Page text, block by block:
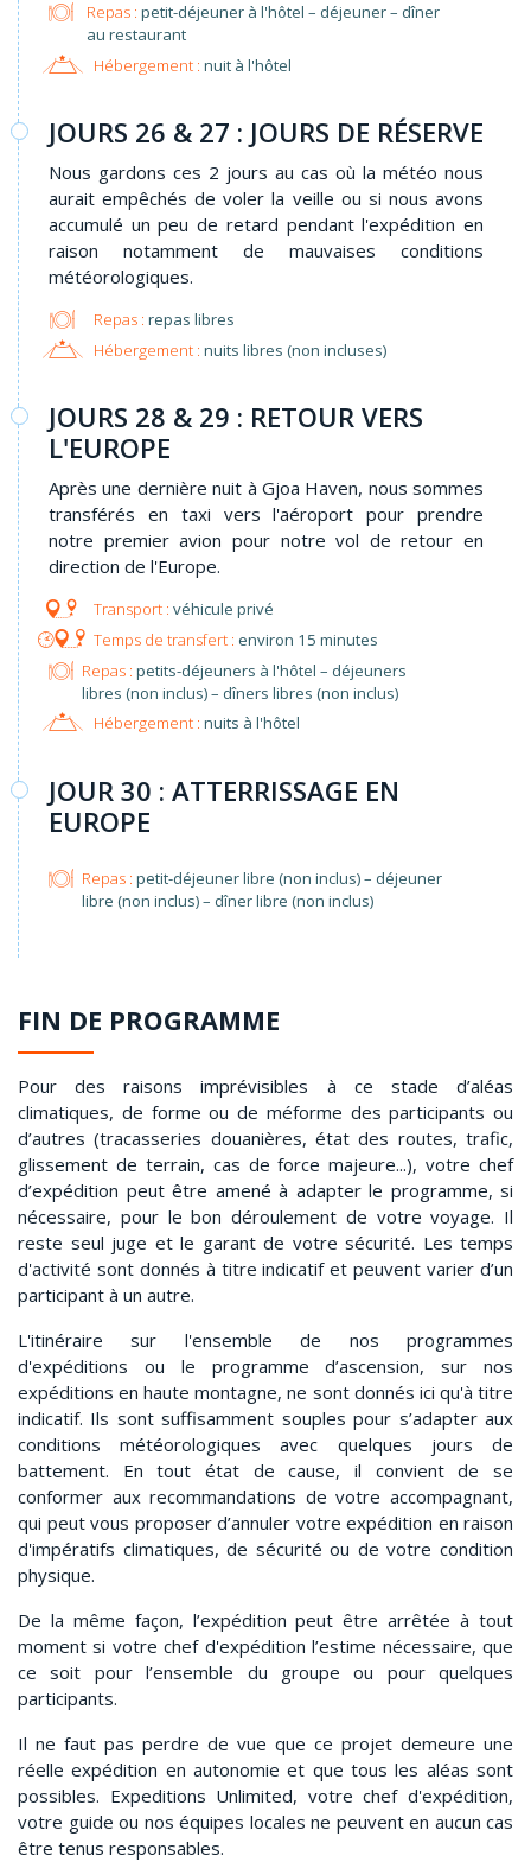
Repas : petit-déjeuner à l'hôtel – déjeuner – dîner
au restaurant
Hébergement : nuit à l'hôtel
JOURS 26 & 27 : JOURS DE RÉSERVE
Nous gardons ces 2 jours au cas où la météo nous
aurait empêchés de voler la veille ou si nous avons
accumulé un peu de retard pendant l'expédition en
raison notamment de mauvaises conditions
météorologiques.
Repas : repas libres
Hébergement : nuits libres (non incluses)
JOURS 28 & 29 : RETOUR VERS
L'EUROPE
Après une dernière nuit à Gjoa Haven, nous sommes
transférés en taxi vers l'aéroport pour prendre
notre premier avion pour notre vol de retour en
direction de l'Europe.
véhicule privé
environ 15 minutes
Repas : petits-déjeuners à l'hôtel – déjeuners
libres (non inclus) – dîners libres (non inclus)
Hébergement : nuits à l'hôtel
JOUR 30 : ATTERRISSAGE EN
EUROPE
Repas : petit-déjeuner libre (non inclus) – déjeuner
libre (non inclus) – dîner libre (non inclus)
FIN DE PROGRAMME
Pour des raisons imprévisibles à ce stade d’aléas
climatiques, de forme ou de méforme des participants ou
d’autres (tracasseries douanières, état des routes, trafic,
glissement de terrain, cas de force majeure...), votre chef
d’expédition peut être amené à adapter le programme, si
nécessaire, pour le bon déroulement de votre voyage. Il
reste seul juge et le garant de votre sécurité. Les temps
d'activité sont donnés à titre indicatif et peuvent varier d’un
participant à un autre.
L'itinéraire sur l'ensemble de nos programmes
d'expéditions ou le programme d’ascension, sur nos
expéditions en haute montagne, ne sont donnés ici qu'à titre
indicatif. Ils sont suffisamment souples pour s’adapter aux
conditions météorologiques avec quelques jours de
battement. En tout état de cause, il convient de se
conformer aux recommandations de votre accompagnant,
qui peut vous proposer d’annuler votre expédition en raison
d'impératifs climatiques, de sécurité ou de votre condition
physique.
De la même façon, l’expédition peut être arrêtée à tout
moment si votre chef d'expédition l’estime nécessaire, que
ce soit pour l’ensemble du groupe ou pour quelques
participants.
Il ne faut pas perdre de vue que ce projet demeure une
réelle expédition en autonomie et que tous les aléas sont
possibles. Expeditions Unlimited, votre chef d'expédition,
votre guide ou nos équipes locales ne peuvent en aucun cas
être tenus responsables.